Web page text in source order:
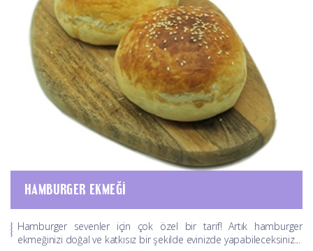
HAMBURGER EKMEĞI
Hamburger sevenler için çok özel bir tarif! Artık hamburger
ekmeğinizi doğal ve katkısız bir şekilde evinizde yapabileceksiniz...